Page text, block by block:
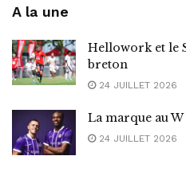
A la une
Hellowork et le
breton
24 JUILLET 2026
La marque au W
24 JUILLET 2026